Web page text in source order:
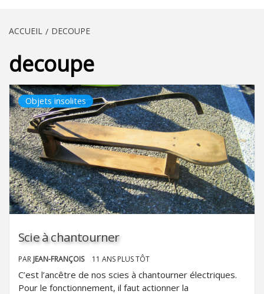
ACCUEIL DECOUPE
decoupe
Objets insolites
Scie à chantourner
PAR JEAN-FRANÇOIS 11 ANS PLUS TÔT
C’est l’ancêtre de nos scies à chantourner électriques.
Pour le fonctionnement, il faut actionner la